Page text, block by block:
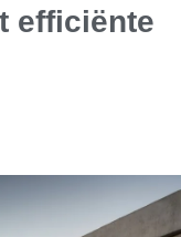
efficiënte